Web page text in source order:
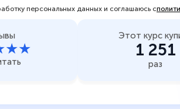
персональных данных и соглашаюсь с
Этот курс
1 251
раз